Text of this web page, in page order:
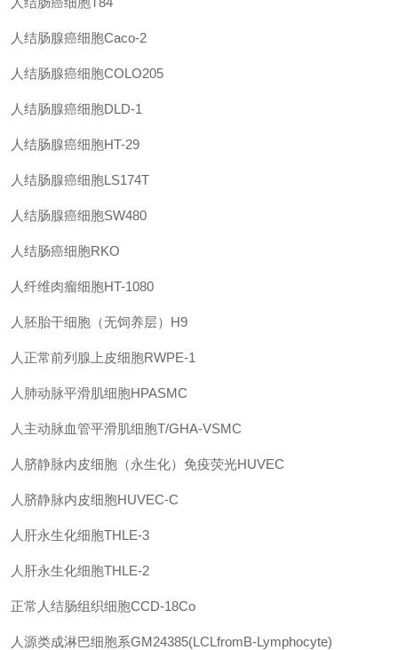
人结肠腺癌细胞Caco-2
人结肠腺癌细胞COLO205
人结肠腺癌细胞DLD-1
人结肠腺癌细胞HT-29
人结肠腺癌细胞LS174T
人结肠腺癌细胞SW480
人结肠癌细胞RKO
人纤维肉瘤细胞HT-1080
人胚胎干细胞（无饲养层）H9
人正常前列腺上皮细胞RWPE-1
人肺动脉平滑肌细胞HPASMC
人主动脉血管平滑肌细胞T/GHA-VSMC
人脐静脉内皮细胞（永生化）免疫荧光HUVEC
人脐静脉内皮细胞HUVEC-C
人肝永生化细胞THLE-3
人肝永生化细胞THLE-2
正常人结肠组织细胞CCD-18Co
人源类成淋巴细胞系GM24385(LCLfromB-Lymphocyte)